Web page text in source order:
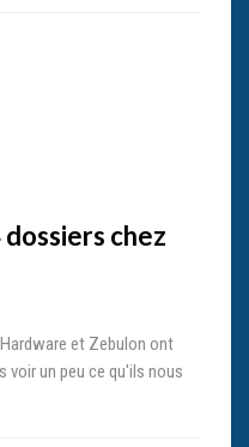
chez
et Zebulon ont
voir un peu ce qu'ils nous